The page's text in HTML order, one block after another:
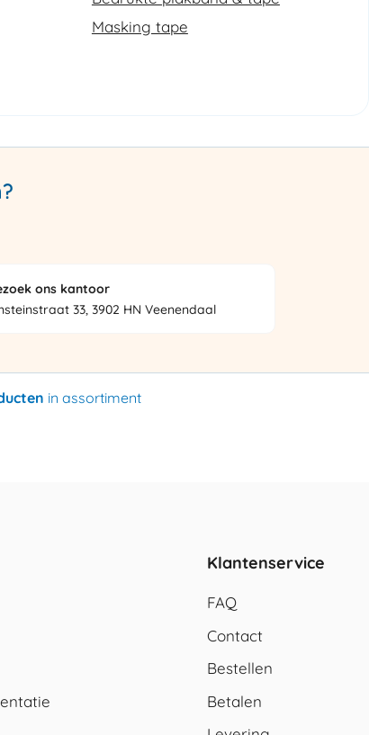
Masking tape
ons kantoor
33, 3902 HN Veenendaal
in assortiment
Klantenservice
FAQ
Contact
Bestellen
Betalen